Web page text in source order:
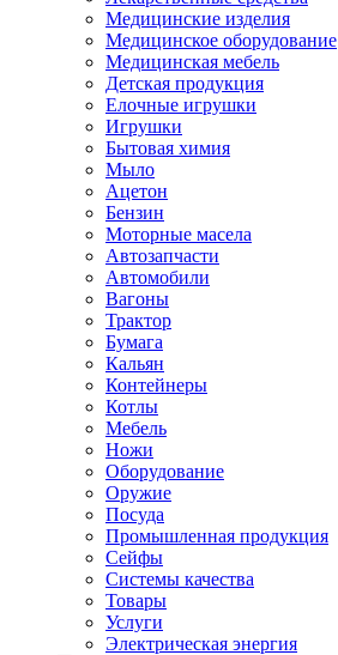
Медицинские изделия
Медицинское оборудование
Медицинская мебель
Детская продукция
Елочные игрушки
Игрушки
Бытовая химия
Мыло
Ацетон
Бензин
Моторные масела
Автозапчасти
Автомобили
Вагоны
Трактор
Бумага
Кальян
Контейнеры
Котлы
Мебель
Ножи
Оборудование
Оружие
Посуда
Промышленная продукция
Сейфы
Системы качества
Товары
Услуги
Электрическая энергия